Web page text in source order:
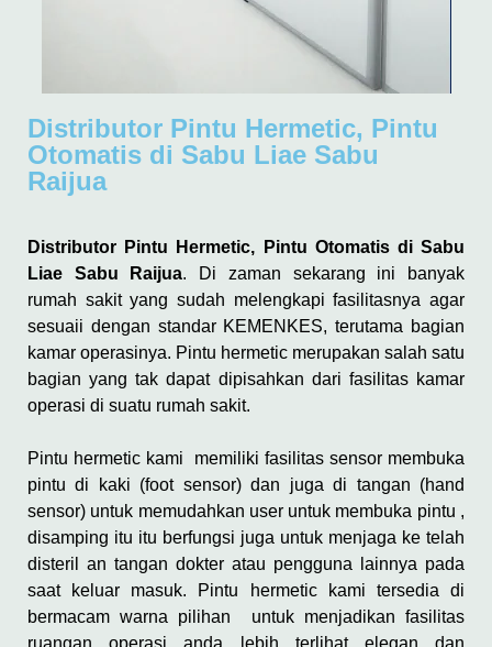
Distributor Pintu Hermetic, Pintu
Otomatis di Sabu Liae Sabu
Raijua
Distributor Pintu Hermetic, Pintu Otomatis di Sabu
Liae Sabu Raijua. Di zaman sekarang ini banyak
rumah sakit yang sudah melengkapi fasilitasnya agar
sesuaii dengan standar KEMENKES, terutama bagian
kamar operasinya. Pintu hermetic merupakan salah satu
bagian yang tak dapat dipisahkan dari fasilitas kamar
operasi di suatu rumah sakit.
Pintu hermetic kami memiliki fasilitas sensor membuka
pintu di kaki (foot sensor) dan juga di tangan (hand
sensor) untuk memudahkan user untuk membuka pintu ,
disamping itu itu berfungsi juga untuk menjaga ke telah
disteril an tangan dokter atau pengguna lainnya pada
saat keluar masuk. Pintu hermetic kami tersedia di
bermacam warna pilihan untuk menjadikan fasilitas
ruangan operasi anda lebih terlihat elegan dan